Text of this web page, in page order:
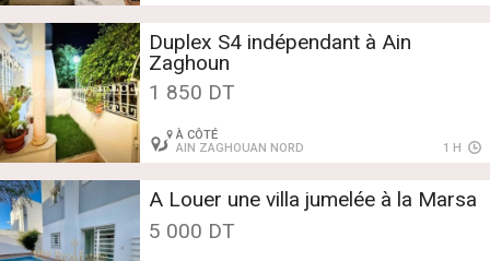
Duplex S4 indépendant à Ain
Zaghoun
1 850 DT
À CÔTÉ
AIN ZAGHOUAN NORD
1 H
A Louer une villa jumelée à la Marsa
5 000 DT